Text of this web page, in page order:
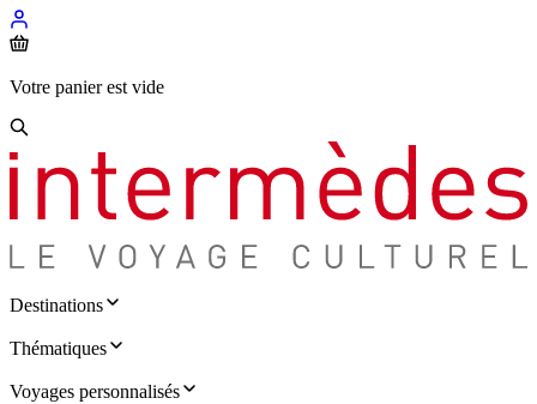
Votre panier est vide
Destinations
Thématiques
Voyages personnalisés